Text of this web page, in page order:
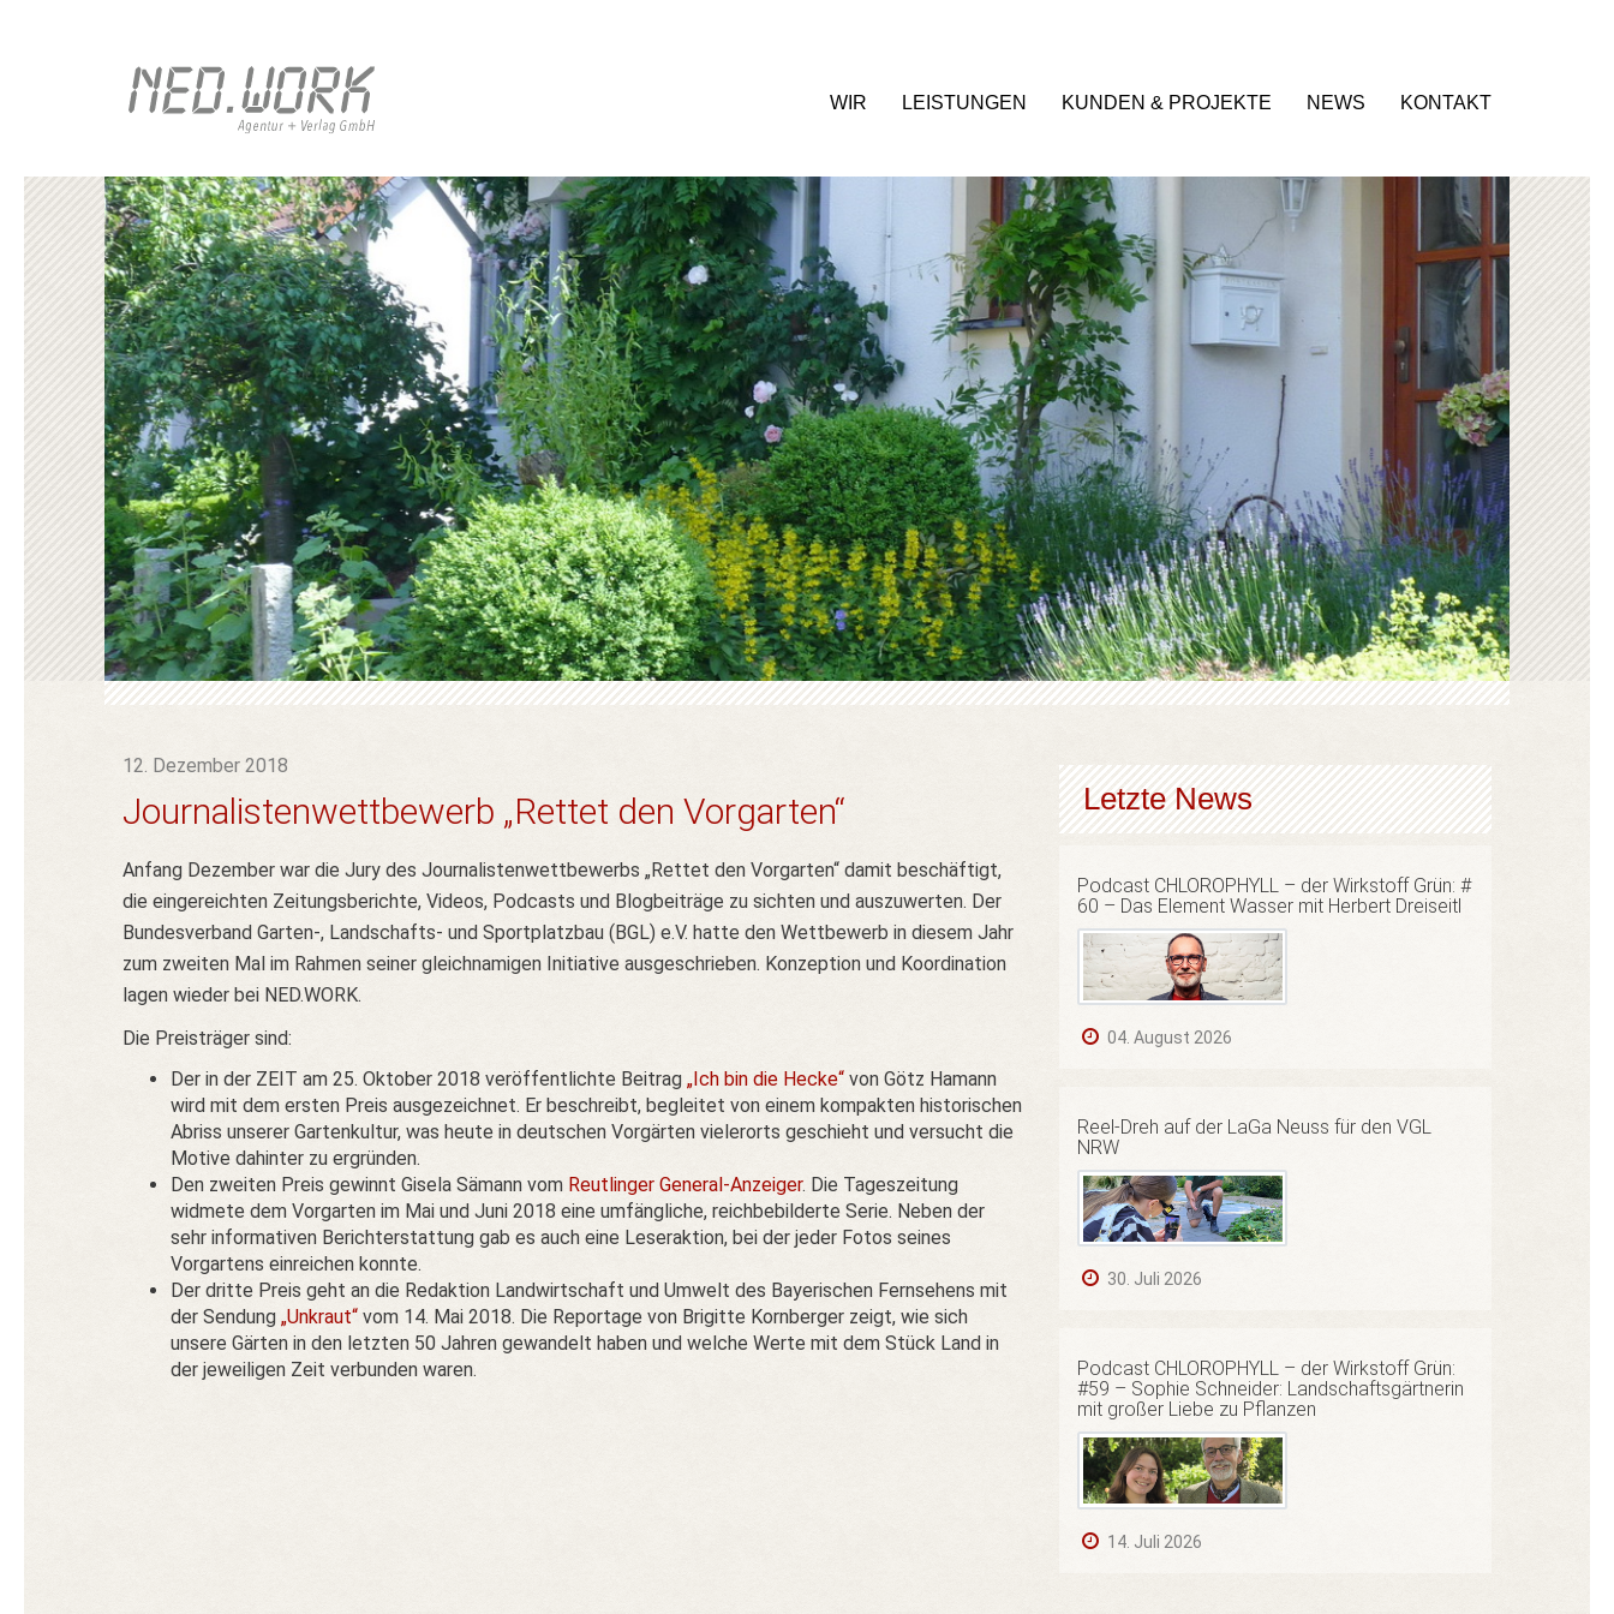
WIR LEISTUNGEN KUNDEN & PROJEKTE NEWS KONTAKT
12. Dezember 2018
Journalistenwettbewerb „Rettet den Vorgarten“
Anfang Dezember war die Jury des Journalistenwettbewerbs „Rettet den Vorgarten“ damit beschäftigt,
die eingereichten Zeitungsberichte, Videos, Podcasts und Blogbeiträge zu sichten und auszuwerten. Der
Bundesverband Garten-, Landschafts- und Sportplatzbau (BGL) e.V. hatte den Wettbewerb in diesem Jahr
zum zweiten Mal im Rahmen seiner gleichnamigen Initiative ausgeschrieben. Konzeption und Koordination
lagen wieder bei NED.WORK.
Die Preisträger sind:
Der in der ZEIT am 25. Oktober 2018 veröffentlichte Beitrag „Ich bin die Hecke“ von Götz Hamann
wird mit dem ersten Preis ausgezeichnet. Er beschreibt, begleitet von einem kompakten historischen
Abriss unserer Gartenkultur, was heute in deutschen Vorgärten vielerorts geschieht und versucht die
Motive dahinter zu ergründen.
Den zweiten Preis gewinnt Gisela Sämann vom Reutlinger General-Anzeiger. Die Tageszeitung
widmete dem Vorgarten im Mai und Juni 2018 eine umfängliche, reichbebilderte Serie. Neben der
sehr informativen Berichterstattung gab es auch eine Leseraktion, bei der jeder Fotos seines
Vorgartens einreichen konnte.
Der dritte Preis geht an die Redaktion Landwirtschaft und Umwelt des Bayerischen Fernsehens mit
der Sendung „Unkraut“ vom 14. Mai 2018. Die Reportage von Brigitte Kornberger zeigt, wie sich
unsere Gärten in den letzten 50 Jahren gewandelt haben und welche Werte mit dem Stück Land in
der jeweiligen Zeit verbunden waren.
Letzte News
Podcast CHLOROPHYLL – der Wirkstoff Grün: #
60 – Das Element Wasser mit Herbert Dreiseitl
04. August 2026
Reel-Dreh auf der LaGa Neuss für den VGL
NRW
30. Juli 2026
Podcast CHLOROPHYLL – der Wirkstoff Grün:
#59 – Sophie Schneider: Landschaftsgärtnerin
mit großer Liebe zu Pflanzen
14. Juli 2026